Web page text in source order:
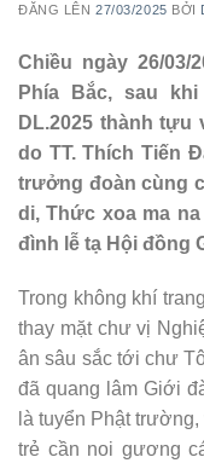
ĐĂNG LÊN27/03/2025 BỞI
Chiều ngày 26/03/
Phía Bắc, sau
DL.2025 thành
do TT. Thích Tiến
trưởng đoàn cùng
di, Thức xoa ma
đình lễ tạ Hội đồng
Trong không khí
thay mặt chư vị
ân sâu sắc tới chư
đã quang lâm Giới
là tuyển Phật
trẻ cần noi gương